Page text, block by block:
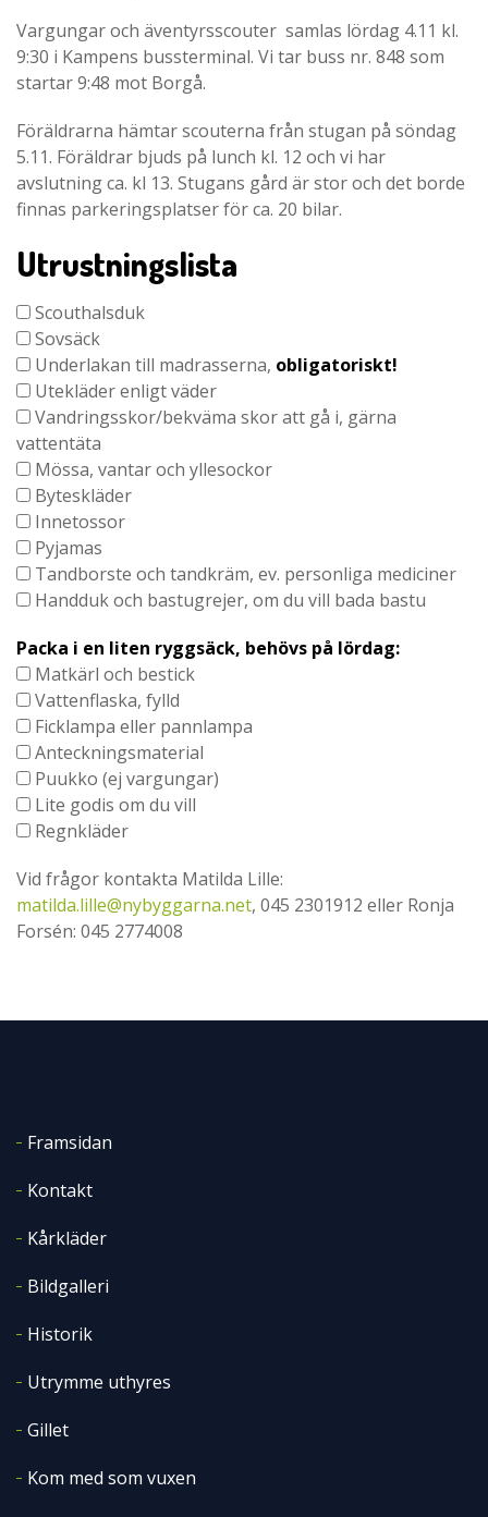
Vargungar och äventyrsscouter samlas lördag 4.11 kl.
9:30 i Kampens bussterminal. Vi tar buss nr. 848 som
startar 9:48 mot Borgå.
Föräldrarna hämtar scouterna från stugan på söndag
5.11. Föräldrar bjuds på lunch kl. 12 och vi har
avslutning ca. kl 13. Stugans gård är stor och det borde
finnas parkeringsplatser för ca. 20 bilar.
Utrustningslista
Scouthalsduk
Sovsäck
Underlakan till madrasserna, obligatoriskt!
Utekläder enligt väder
Vandringsskor/bekväma skor att gå i, gärna
vattentäta
Mössa, vantar och yllesockor
Byteskläder
Innetossor
Pyjamas
Tandborste och tandkräm, ev. personliga mediciner
Handduk och bastugrejer, om du vill bada bastu
Packa i en liten ryggsäck, behövs på lördag:
Matkärl och bestick
Vattenflaska, fylld
Ficklampa eller pannlampa
Anteckningsmaterial
Puukko (ej vargungar)
Lite godis om du vill
Regnkläder
Vid frågor kontakta Matilda Lille:
matilda.lille@nybyggarna.net, 045 2301912 eller Ronja
Forsén: 045 2774008
Framsidan
Kontakt
Kårkläder
Bildgalleri
Historik
Utrymme uthyres
Gillet
Kom med som vuxen